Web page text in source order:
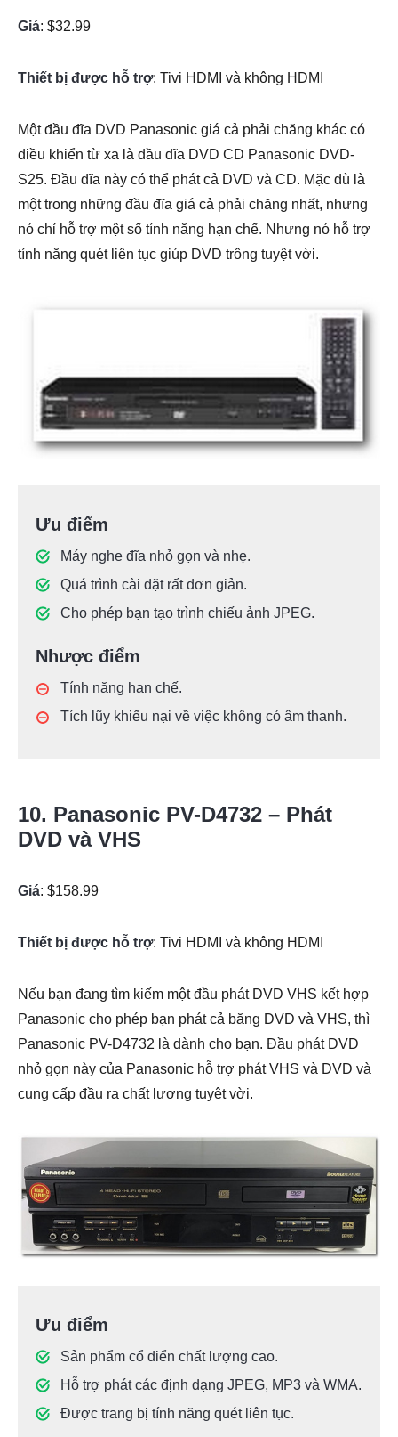
Giá: $32.99
Thiết bị được hỗ trợ: Tivi HDMI và không HDMI
Một đầu đĩa DVD Panasonic giá cả phải chăng khác có
điều khiển từ xa là đầu đĩa DVD CD Panasonic DVD-
S25. Đầu đĩa này có thể phát cả DVD và CD. Mặc dù là
một trong những đầu đĩa giá cả phải chăng nhất, nhưng
nó chỉ hỗ trợ một số tính năng hạn chế. Nhưng nó hỗ trợ
tính năng quét liên tục giúp DVD trông tuyệt vời.
Ưu điểm
Máy nghe đĩa nhỏ gọn và nhẹ.
Quá trình cài đặt rất đơn giản.
Cho phép bạn tạo trình chiếu ảnh JPEG.
Nhược điểm
Tính năng hạn chế.
Tích lũy khiếu nại về việc không có âm thanh.
10. Panasonic PV-D4732 – Phát
DVD và VHS
Giá: $158.99
Thiết bị được hỗ trợ: Tivi HDMI và không HDMI
Nếu bạn đang tìm kiếm một đầu phát DVD VHS kết hợp
Panasonic cho phép bạn phát cả băng DVD và VHS, thì
Panasonic PV-D4732 là dành cho bạn. Đầu phát DVD
nhỏ gọn này của Panasonic hỗ trợ phát VHS và DVD và
cung cấp đầu ra chất lượng tuyệt vời.
Ưu điểm
Sản phẩm cổ điển chất lượng cao.
Hỗ trợ phát các định dạng JPEG, MP3 và WMA.
Được trang bị tính năng quét liên tục.